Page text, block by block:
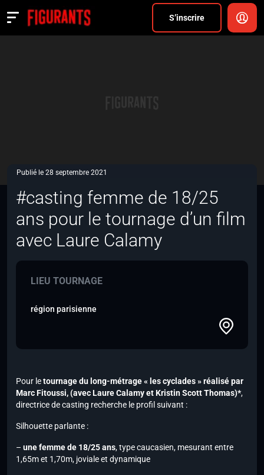
S’inscrire
Actualités
Publié le 28 septembre 2021
#casting femme de 18/25
ans pour le tournage d’un film
avec Laure Calamy
LIEU TOURNAGE
région parisienne
Pour letournage du long-métrage « les cyclades » réalisé par
Marc Fitoussi,(avec Laure Calamy et Kristin Scott Thomas)*,
directrice de casting recherche le profil suivant :
Silhouette parlante :
– une femme de 18/25 ans, type caucasien, mesurant entre
1,65m et 1,70m, joviale et dynamique